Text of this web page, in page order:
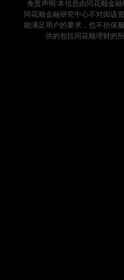
免责声明:本信息由同花顺金
同花顺金融研究中心不对因该
能满足用户的要求，也不担保
供的包括同花顺理财的